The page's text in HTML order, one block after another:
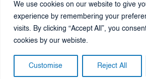
We use cookies on our website to give
experience by remembering your
visits. By clicking “Accept All”, you
cookies by our webiste.
Customise Reject All